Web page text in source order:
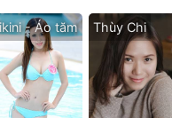
- Áo tăm Thùy Chi